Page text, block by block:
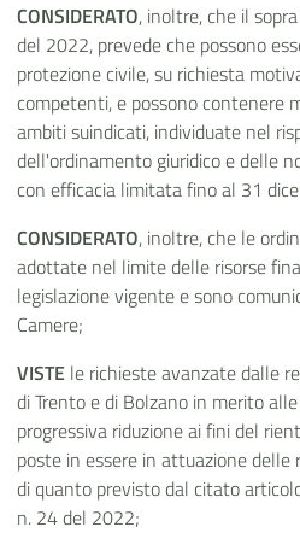
CONSIDERATO, inoltre, che il
del 2022, prevede che possono
protezione civile, su richiesta
competenti, e possono contenere
ambiti suindicati, individuate nel
dell'ordinamento giuridico e delle
con efficacia limitata fino al 31
CONSIDERATO, inoltre, che le
adottate nel limite delle risorse
legislazione vigente e sono
Camere;
VISTE le richieste avanzate dalle
di Trento e di Bolzano in merito
progressiva riduzione ai fini del
poste in essere in attuazione delle
di quanto previsto dal citato
n. 24 del 2022;